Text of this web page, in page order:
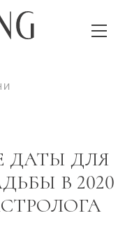
ДАТЫ ДЛЯ
В 2020